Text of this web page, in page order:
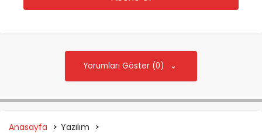
Yorumları Göster (0)
Anasayfa Yazılım